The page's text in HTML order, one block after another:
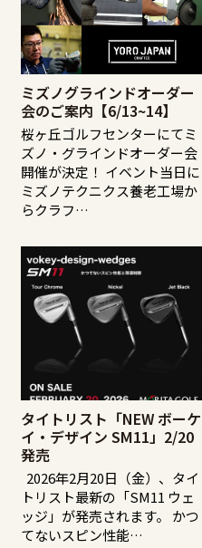
ミズノグラインドオーダー
会のご案内【6/13~14】
桜ヶ丘ゴルフセンターにてミ
ズノ・グラインドオーダー会
開催が決定！ イベント当日に
ミズノテクニクス養老工場か
らクラフ…
タイトリスト「NEW ボーケ
イ・デザイン SM11」2/20
発売
2026年2月20日（金）、タイ
トリスト最新の「SM11 ウェ
ッジ」が発売されます。 かつ
てないスピン性能…